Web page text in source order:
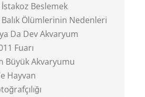
Beslemek
Ölümlerinin Nedenleri
Da Dev Akvaryum
Fuarı
Büyük Akvaryumu
Hayvan